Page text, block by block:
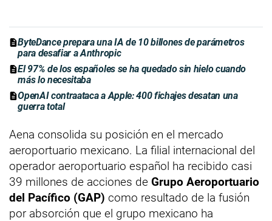
ByteDance prepara una IA de 10 billones de parámetros
para desafiar a Anthropic
El 97% de los españoles se ha quedado sin hielo cuando
más lo necesitaba
OpenAI contraataca a Apple: 400 fichajes desatan una
guerra total
Aena consolida su posición en el mercado
aeroportuario mexicano. La filial internacional del
operador aeroportuario español ha recibido casi
39 millones de acciones de Grupo Aeroportuario
del Pacífico (GAP) como resultado de la fusión
por absorción que el grupo mexicano ha